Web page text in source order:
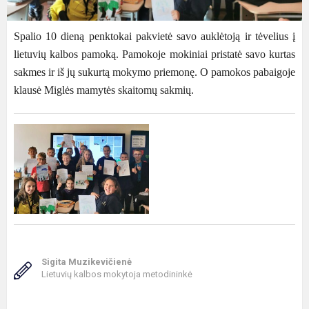
Spalio 10 dieną penktokai pakvietė savo auklėtoją ir tėvelius į
lietuvių kalbos pamoką. Pamokoje mokiniai pristatė savo kurtas
sakmes ir iš jų sukurtą mokymo priemonę. O pamokos pabaigoje
klausė Miglės mamytės skaitomų sakmių.
Sigita Muzikevičienė
Lietuvių kalbos mokytoja metodininkė